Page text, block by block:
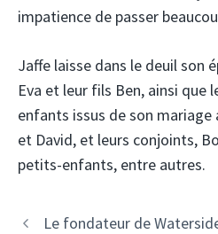
impatience de passer
Jaffe laisse dans le deuil son
Eva et leur fils Ben, ainsi que
enfants issus de son mariage
et David, et leurs conjoints,
petits-enfants, entre autres.
Le fondateur de